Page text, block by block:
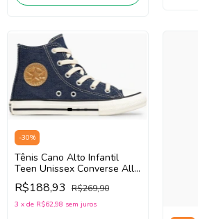
-30%
Tênis Cano Alto Infantil
Teen Unissex Converse All
Star CK1642/Ck1640 (Jeans)
Tecido
R$188,93 R$269,90
3 x de R$62,98 sem juros